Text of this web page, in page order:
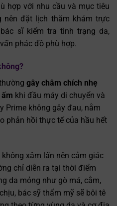
hợp với nhu cầu và mục tiêu
nên đặt lịch thăm khám trực
sĩ kiểm tra tình trạng da,
phác đồ phù hợp.
gây châm chích nhẹ
khi đầu máy di chuyển và
Prime không gây đau, nằm
phản hồi thực tế của hầu hết
xâm lấn nên cảm giác
chỉ diễn ra tại thời điểm
da mỏng như gò má, cằm,
bác sỹ thẩm mỹ sẽ bôi tê